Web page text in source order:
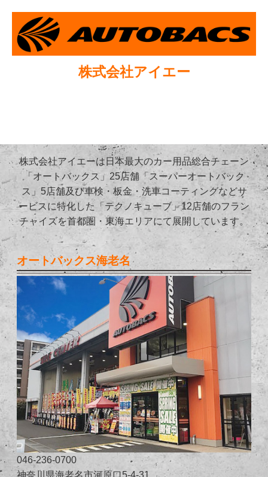
株式会社アイエー
株式会社アイエーは日本最大のカー用品総合チェーン
「オートバックス」25店舗「スーパーオートバック
ス」5店舗及び車検・板金・洗車コーティングなどサ
ービスに特化した「テクノキューブ」12店舗のフラン
チャイズを首都圏・東海エリアにて展開しています。
オートバックス海老名
046-236-0700
神奈川県海老名市河原口5-4-31